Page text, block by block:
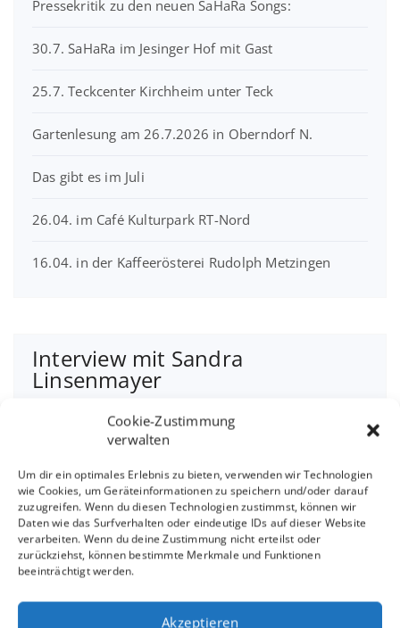
Cookie-Zustimmung
verwalten
Um dir ein optimales Erlebnis zu bieten, verwenden wir Technologien
wie Cookies, um Geräteinformationen zu speichern und/oder darauf
zuzugreifen. Wenn du diesen Technologien zustimmst, können wir
Daten wie das Surfverhalten oder eindeutige IDs auf dieser Website
verarbeiten. Wenn du deine Zustimmung nicht erteilst oder
zurückziehst, können bestimmte Merkmale und Funktionen
beeinträchtigt werden.
Akzeptieren
Pressekritik zu den neuen SaHaRa Songs:
30.7. SaHaRa im Jesinger Hof mit Gast
25.7. Teckcenter Kirchheim unter Teck
Gartenlesung am 26.7.2026 in Oberndorf N.
Das gibt es im Juli
26.04. im Café Kulturpark RT-Nord
16.04. in der Kaffeerösterei Rudolph Metzingen
Interview mit Sandra
Linsenmayer
Klicke hier, um Marketing-Cookies zu
akzeptieren und diesen Inhalt zu
aktivieren